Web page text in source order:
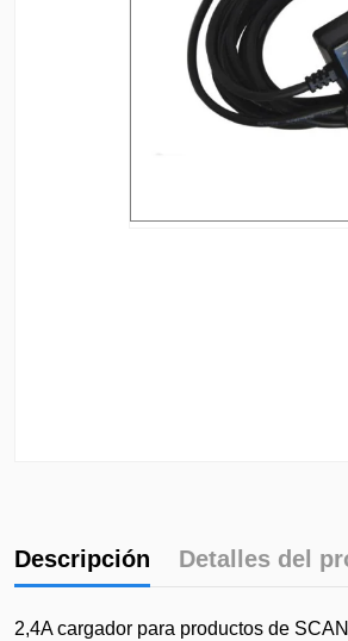
Descripción Detalles del
2,4A cargador para productos de